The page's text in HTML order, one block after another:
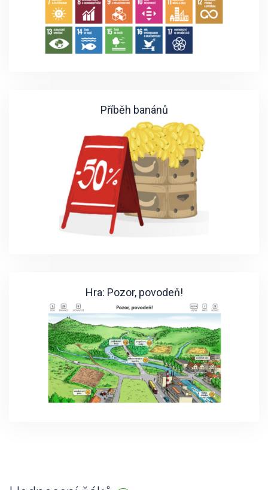
Příběh banánů
Hra: Pozor, povodeň!